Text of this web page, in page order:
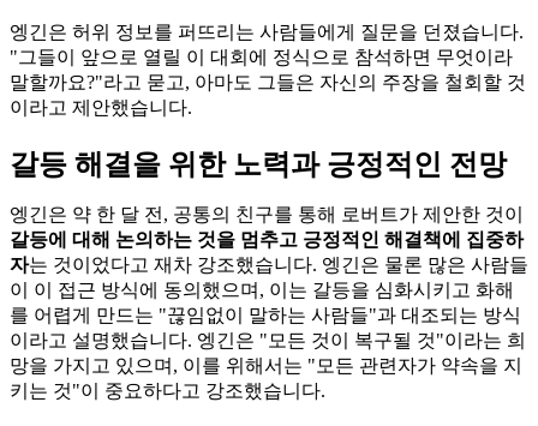
엥긴은 허위 정보를 퍼뜨리는 사람들에게 질문을 던졌습니다.
"그들이 앞으로 열릴 이 대회에 정식으로 참석하면 무엇이라
말할까요?"라고 묻고, 아마도 그들은 자신의 주장을 철회할 것
이라고 제안했습니다.
갈등 해결을 위한 노력과 긍정적인 전망
엥긴은 약 한 달 전, 공통의 친구를 통해 로버트가 제안한 것이
갈등에 대해 논의하는 것을 멈추고 긍정적인 해결책에 집중하
자는 것이었다고 재차 강조했습니다. 엥긴은 물론 많은 사람들
이 이 접근 방식에 동의했으며, 이는 갈등을 심화시키고 화해
를 어렵게 만드는 "끊임없이 말하는 사람들"과 대조되는 방식
이라고 설명했습니다. 엥긴은 "모든 것이 복구될 것"이라는 희
망을 가지고 있으며, 이를 위해서는 "모든 관련자가 약속을 지
키는 것"이 중요하다고 강조했습니다.